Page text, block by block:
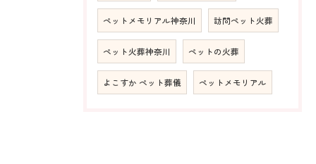
ペットメモリアル神奈川 訪問ペット火葬
ペット火葬神奈川 ペットの火葬
よこすか ペット葬儀 ペットメモリアル